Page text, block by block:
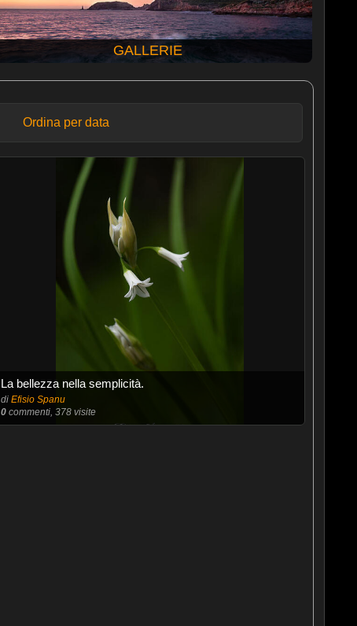
GALLERIE
Ordina per data
La bellezza nella semplicità.
diEfisio Spanu
0 commenti, 378 visite